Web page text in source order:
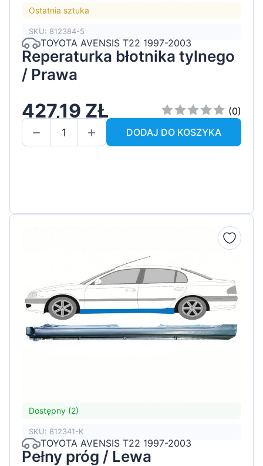
Ostatnia sztuka
SKU: 812384-5
TOYOTA AVENSIS T22 1997-2003
Reperaturka błotnika tylnego
/ Prawa
427,19 ZŁ
(0)
DODAJ DO KOSZYKA
Dostępny (2)
SKU: 812341-K
TOYOTA AVENSIS T22 1997-2003
Pełny próg / Lewa